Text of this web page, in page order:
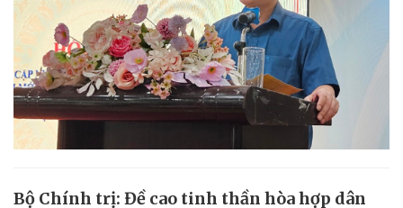
Bộ Chính trị: Đề cao tinh thần hòa hợp dân